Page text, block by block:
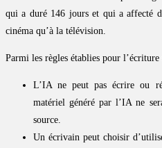
qui a duré 146 jours et qui a affecté
cinéma qu’à la télévision.
Parmi les règles établies pour l’écriture
L’IA ne peut pas écrire ou
matériel généré par l’IA ne
source.
Un écrivain peut choisir